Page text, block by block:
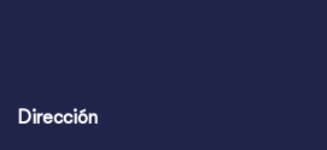
Dirección